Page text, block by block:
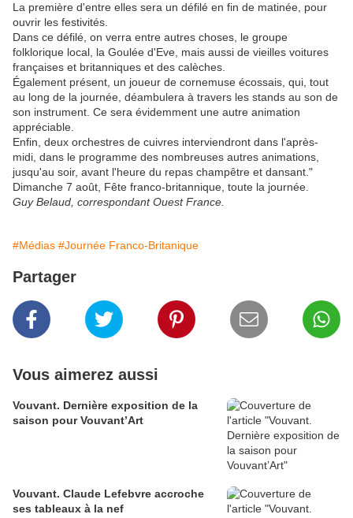
La première d'entre elles sera un défilé en fin de matinée, pour
ouvrir les festivités.
Dans ce défilé, on verra entre autres choses, le groupe
folklorique local, la Goulée d'Eve, mais aussi de vieilles voitures
françaises et britanniques et des calèches.
Également présent, un joueur de cornemuse écossais, qui, tout
au long de la journée, déambulera à travers les stands au son de
son instrument. Ce sera évidemment une autre animation
appréciable.
Enfin, deux orchestres de cuivres interviendront dans l'après-
midi, dans le programme des nombreuses autres animations,
jusqu'au soir, avant l'heure du repas champêtre et dansant."
Dimanche 7 août, Fête franco-britannique, toute la journée.
Guy Belaud, correspondant Ouest France.
#Médias #Journée Franco-Britanique
Partager
Vous aimerez aussi
Vouvant. Dernière exposition de la
saison pour Vouvant’Art
Vouvant. Claude Lefebvre accroche
ses tableaux à la nef